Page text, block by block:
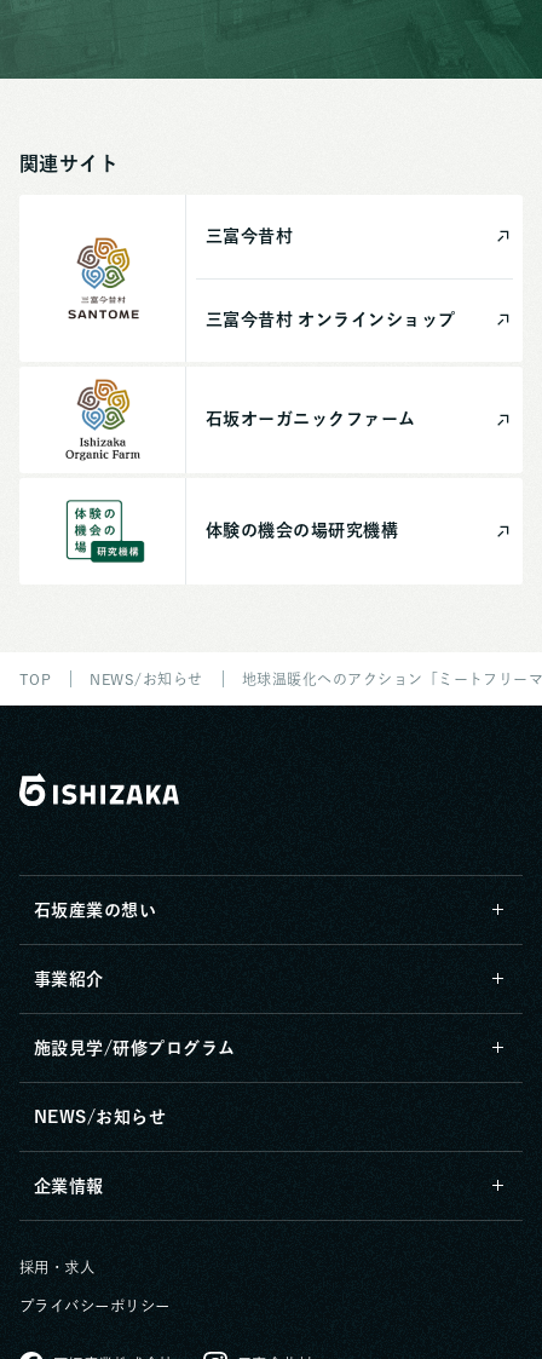
関連サイト
三富今昔村
三富今昔村 オンライン ショップ
石坂オーガニック ファーム
体験の機会の場研究機構
TOP NEWS/お知らせ 地球温暖化へのアクション「ミートフリー
石坂産業の想い
事業紹介
施設見学/研修プログラム
NEWS/お知らせ
企業情報
採用・求人
プライバシーポリシー